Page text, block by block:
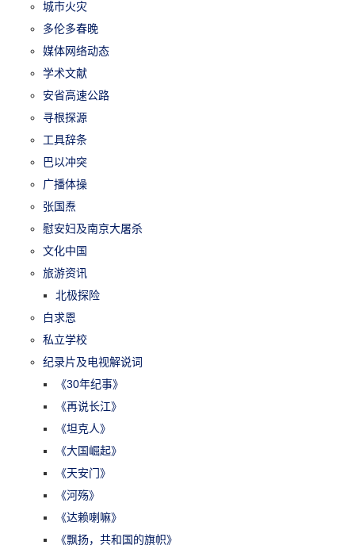
城市火灾
多伦多春晚
媒体网络动态
学术文献
安省高速公路
寻根探源
工具辞条
巴以冲突
广播体操
张国焘
慰安妇及南京大屠杀
文化中国
旅游资讯
北极探险
白求恩
私立学校
纪录片及电视解说词
《30年纪事》
《再说长江》
《坦克人》
《大国崛起》
《天安门》
《河殇》
《达赖喇嘛》
《飘扬，共和国的旗帜》